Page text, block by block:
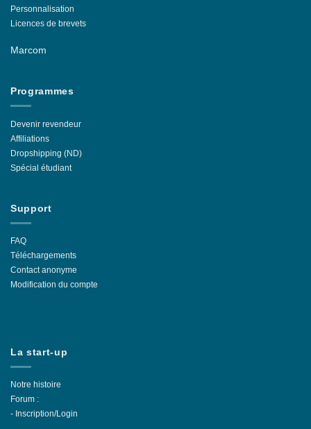
Personnalisation
Licences de brevets
Marcom
Programmes
Devenir revendeur
Affiliations
Dropshipping (ND)
Spécial étudiant
Support
FAQ
Téléchargements
Contact anonyme
Modification du compte
La start-up
Notre histoire
Forum :
- Inscription/Login